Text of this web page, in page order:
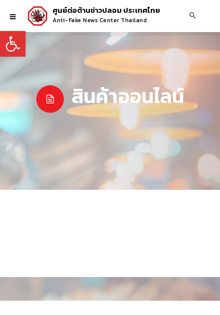
Open toolbar
ศูนย์ต่อต้านข่าวปลอม ประเทศไทย
Anti-Fake News Center Thailand
สินค้าออนไลน์